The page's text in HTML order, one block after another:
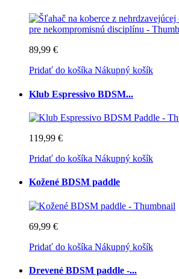
89,99 €
Pridať do košíka Nákupný košík
Klub Espressivo BDSM...
119,99 €
Pridať do košíka Nákupný košík
Kožené BDSM paddle
69,99 €
Pridať do košíka Nákupný košík
Drevené BDSM paddle -...